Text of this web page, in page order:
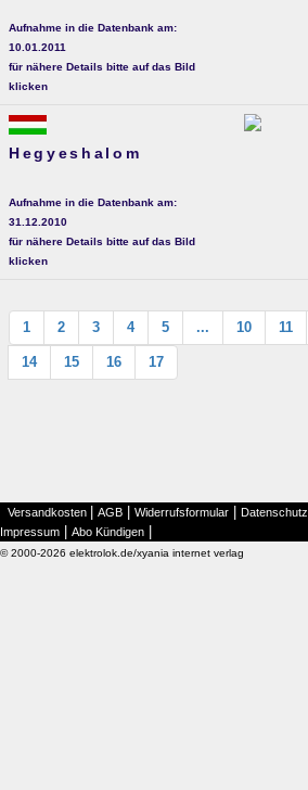
Aufnahme in die Datenbank am:
10.01.2011
für nähere Details bitte auf das Bild
klicken
Hegyeshalom
Aufnahme in die Datenbank am:
31.12.2010
für nähere Details bitte auf das Bild
klicken
1 2 3 4 5 ... 10 11
14 15 16 17
Versandkosten AGB Widerrufsformular Datenschutz
Impressum Abo Kündigen
© 2000-2026 elektrolok.de/xyania internet verlag